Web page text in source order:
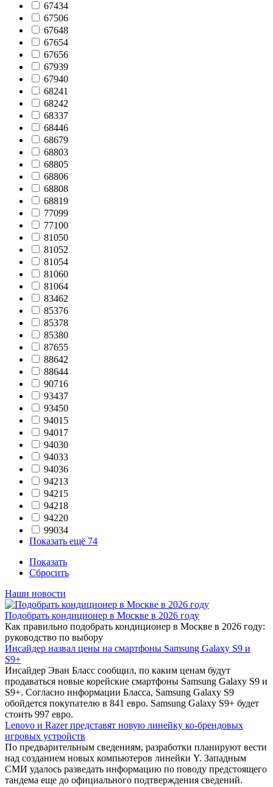
67434
67506
67648
67654
67656
67939
67940
68241
68242
68337
68446
68679
68803
68805
68806
68808
68819
77099
77100
81050
81052
81054
81060
81064
83462
85376
85378
85380
87655
88642
88644
90716
93437
93450
94015
94017
94030
94033
94036
94213
94215
94218
94220
99034
Показать ещё 74
Показать
Сбросить
Наши новости
Подобрать кондиционер в Москве в 2026 году
Как правильно подобрать кондиционер в Москве в 2026 году:
руководство по выбору
Инсайдер назвал цены на смартфоны Samsung Galaxy S9 и
S9+
Инсайдер Эван Бласс сообщил, по каким ценам будут
продаваться новые корейские смартфоны Samsung Galaxy S9 и
S9+. Согласно информации Бласса, Samsung Galaxy S9
обойдется покупателю в 841 евро. Samsung Galaxy S9+ будет
стоить 997 евро.
Lenovo и Razer представят новую линейку ко-брендовых
игровых устройств
По предварительным сведениям, разработки планируют вести
над созданием новых компьютеров линейки Y. Западным
СМИ удалось разведать информацию по поводу предстоящего
тандема еще до официального подтверждения сведений.